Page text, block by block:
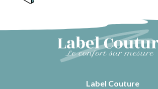
Label Couture